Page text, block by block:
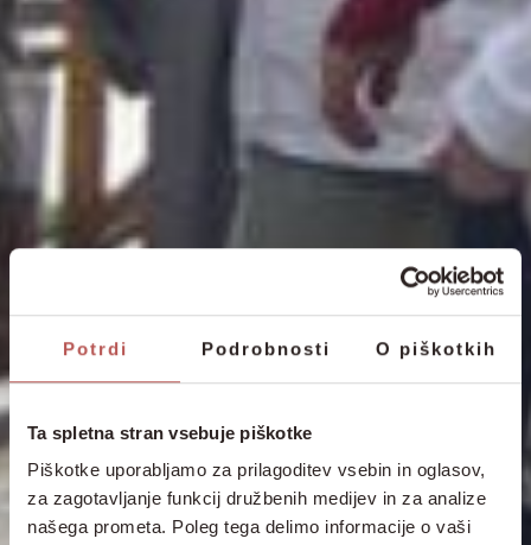
Potrdi Podrobnosti O piškotkih
Ta spletna stran vsebuje piškotke
Piškotke uporabljamo za prilagoditev vsebin in oglasov,
za zagotavljanje funkcij družbenih medijev in za analize
našega prometa. Poleg tega delimo informacije o vaši